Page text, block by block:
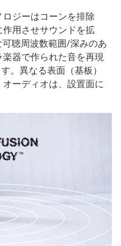
ジーはコーンを排除
用させサウンドを拡
聴周波数範囲/深みのあ
器で作られた音を再現
。異なる表面（基板）
ーディオは、設置面に